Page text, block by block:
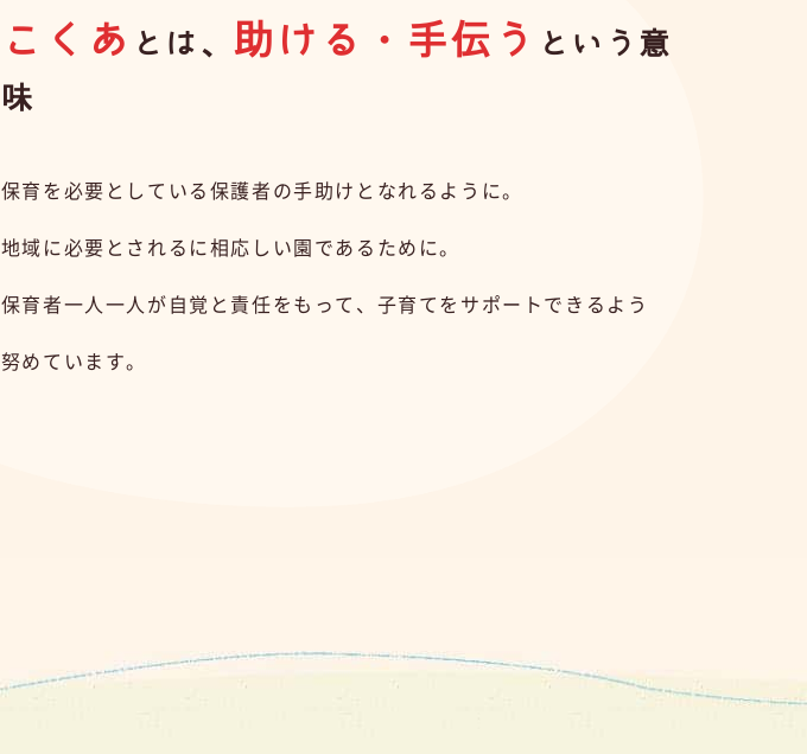
こくあ とは、 助ける・手伝う
という意
味
保育を必要としている保護者の手助けとなれるように。
地域に必要とされるに相応しい園であるために。
保育者一人一人が自覚と責任をもって、子育てをサポートできるよう
努めています。